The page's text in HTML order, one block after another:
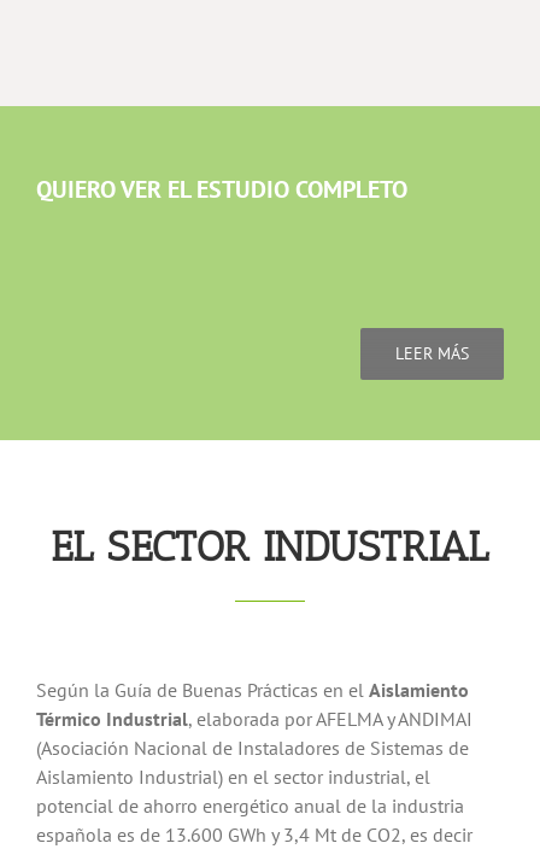
QUIERO VER EL ESTUDIO COMPLETO
LEER MÁS
EL SECTOR INDUSTRIAL
Según la Guía de Buenas Prácticas en el Aislamiento
Térmico Industrial, elaborada por AFELMA y ANDIMAI
(Asociación Nacional de Instaladores de Sistemas de
Aislamiento Industrial) en el sector industrial, el
potencial de ahorro energético anual de la industria
española es de 13.600 GWh y 3,4 Mt de CO2, es decir